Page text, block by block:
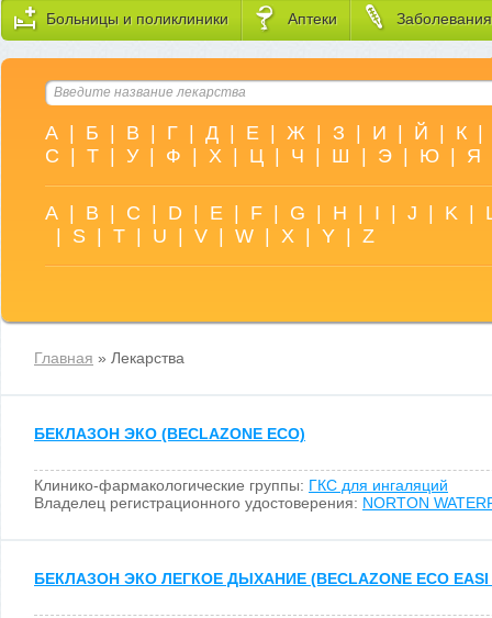
Больницы и поликлиники Аптеки Заболевания
А Б В Г Д Е Ж З И Й К
С
Т У Ф Х Ц Ч Ш Э Ю Я
A B C D E F G H I J K
S T U V W X Y Z
Главная » Лекарства
БЕКЛАЗОН ЭКО (BECLAZONE ECO)
Клинико-фармакологические группы: ГКС для ингаляций
Владелец регистрационного удостоверения: NORTON
БЕКЛАЗОН ЭКО ЛЕГКОЕ ДЫХАНИЕ (BECLAZONE ECO EASI